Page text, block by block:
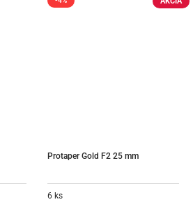
Protaper Gold F2 25 mm
6 ks